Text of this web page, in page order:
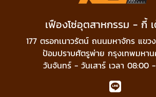
เฟืองโซ่อุตสาหกรรม - กี้
177 ตรอกเนาวรัตน์ ถนนมหาจักร แขว
ป้อมปราบศัตรูพ่าย กรุงเทพมหาน
วันจันทร์ - วันเสาร์ เวลา 08:00